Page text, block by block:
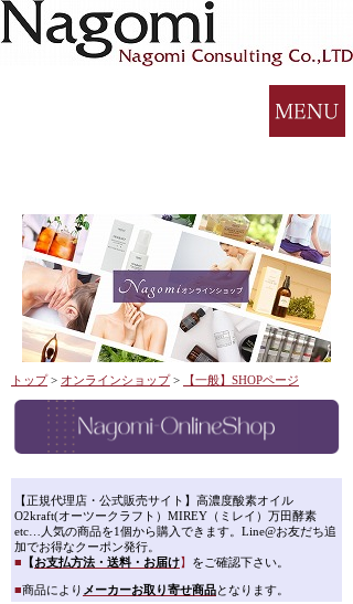
トップ > オンラインショップ > 【一般】SHOPページ
【正規代理店・公式販売サイト】高濃度酸素オイル
O2kraft(オーツークラフト）MIREY（ミレイ）万田酵素
etc…人気の商品を1個から購入できます。Line@お友だち追
加でお得なクーポン発行。
■ 【お支払方法・送料・お届け】 をご確認下さい。
■商品により メーカーお取り寄せ商品となります。